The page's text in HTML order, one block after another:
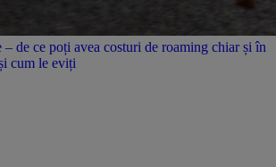
– de ce poți avea costuri de roaming chiar și în
cum le eviți